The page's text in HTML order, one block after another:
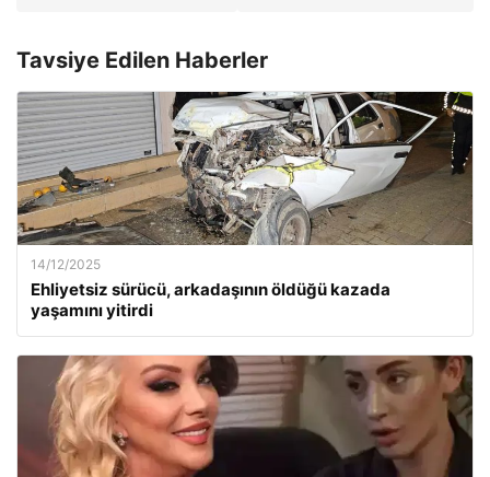
Tavsiye Edilen Haberler
14/12/2025
Ehliyetsiz sürücü, arkadaşının öldüğü kazada
yaşamını yitirdi